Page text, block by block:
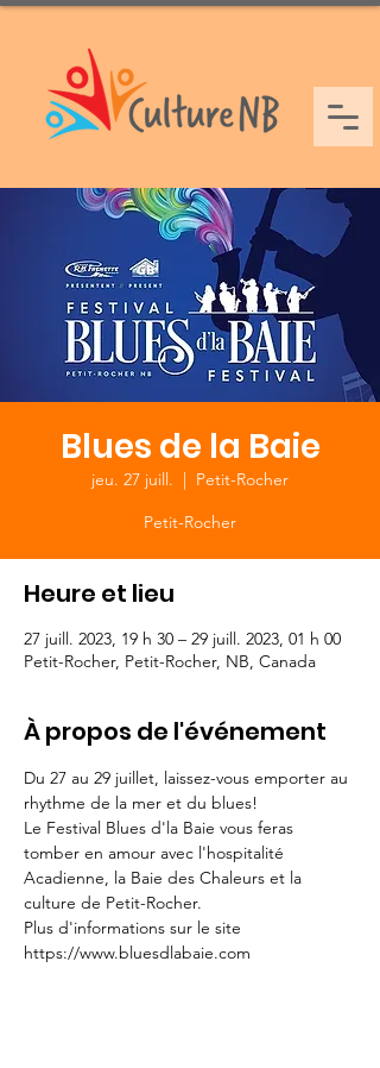
Blues de la Baie
jeu. 27 juill.
  |
Petit-Rocher
Petit-Rocher
Heure et lieu
27 juill. 2023, 19 h 30 – 29 juill. 2023, 01 h 00
Petit-Rocher, Petit-Rocher, NB, Canada
À propos de l'événement
Du 27 au 29 juillet, laissez-vous emporter au
rhythme de la mer et du blues!
Le Festival Blues d'la Baie vous feras
tomber en amour avec l'hospitalité
Acadienne, la Baie des Chaleurs et la
culture de Petit-Rocher.
Plus d'informations sur le site
https://www.bluesdlabaie.com